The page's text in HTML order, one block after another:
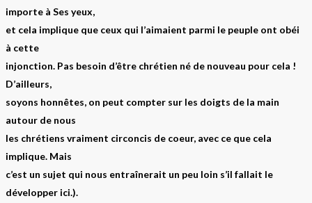
importe à Ses yeux,
et cela implique que ceux qui l’aimaient parmi le peuple ont obéi
à cette
injonction. Pas besoin d’être chrétien né de nouveau pour cela !
D’ailleurs,
soyons honnêtes, on peut compter sur les doigts de la main
autour de nous
les chrétiens vraiment circoncis de coeur, avec ce que cela
implique. Mais
c’est un sujet qui nous entraînerait un peu loin s’il fallait le
développer ici.).